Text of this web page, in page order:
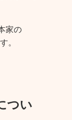
家の
。
つい